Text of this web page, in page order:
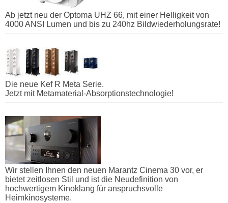
Ab jetzt neu der Optoma UHZ 66, mit einer Helligkeit von
4000 ANSI Lumen und bis zu 240hz Bildwiederholungsrate!
Die neue Kef R Meta Serie.
Jetzt mit Metamaterial-Absorptionstechnologie!
Wir stellen Ihnen den neuen Marantz Cinema 30 vor, er
bietet zeitlosen Stil und ist die Neudefinition von
hochwertigem Kinoklang für anspruchsvolle
Heimkinosysteme.